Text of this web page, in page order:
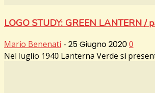
LOGO STUDY: GREEN LANTERN /
Mario Benenati - 25 Giugno 20200
Nel luglio 1940 Lanterna Verde si